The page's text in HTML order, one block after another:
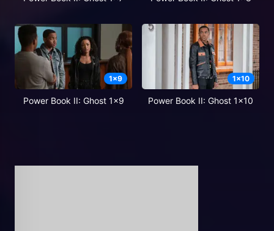
1x9
Power Book II: Ghost 1x9
1x10
Power Book II: Ghost 1x10